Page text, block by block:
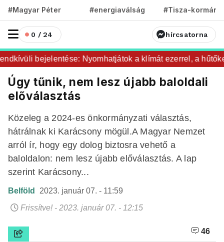
#Magyar Péter #energiaválság #Tisza-kormány
0 / 24 hírcsatorna
bejelentése: Nyomhatjátok a klímát ezerrel, a hűtőket
Úgy tűnik, nem lesz újabb baloldali
előválasztás
Közeleg a 2024-es önkormányzati választás,
hátrálnak ki Karácsony mögül.A Magyar Nemzet
arról ír, hogy egy dolog biztosra vehető a
baloldalon: nem lesz újabb előválasztás. A lap
szerint Karácsony...
Belföld
2023. január 07. - 11:59
Frissítve! - 2023. január 07. - 12:15
46